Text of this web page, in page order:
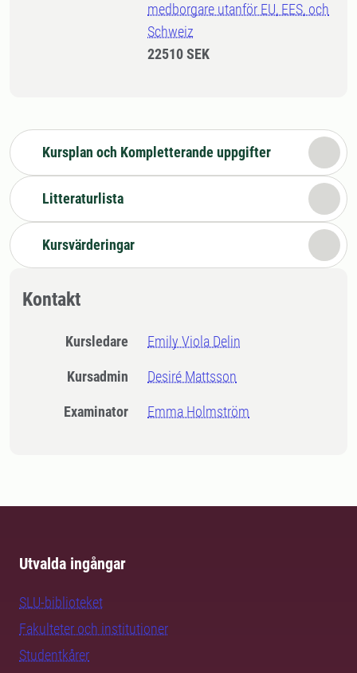
medborgare utanför EU, EES, och
Schweiz
22510 SEK
Kursplan och Kompletterande uppgifter
Litteraturlista
Kursvärderingar
Kontakt
Kursledare Emily Viola Delin
Kursadmin Desiré Mattsson
Examinator Emma Holmström
Utvalda ingångar
SLU-biblioteket
Fakulteter och institutioner
Studentkårer